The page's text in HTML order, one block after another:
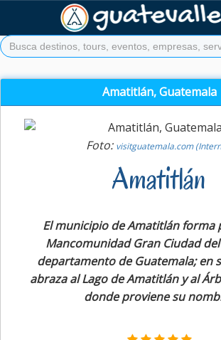
Amatitlán, Guatemala
Foto: visitguatemala.com
Amatitlán
El municipio de Amatitlán forma
Mancomunidad Gran Ciudad
departamento de Guatemala; en
abraza al Lago de Amatitlán y al
donde proviene su